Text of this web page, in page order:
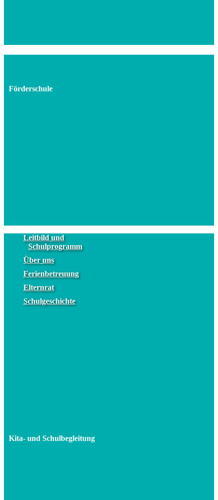
Förderschule
Leitbild und
Schulprogramm
Über uns
Ferienbetreuung
Elternrat
Schulgeschichte
Kita- und Schulbegleitung